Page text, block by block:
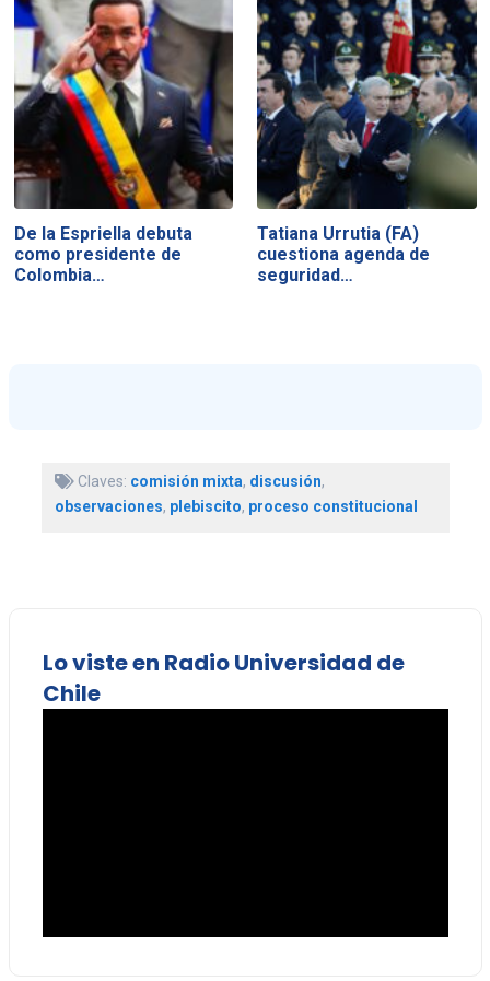
De la Espriella debuta
como presidente de
Colombia…
Tatiana Urrutia (FA)
cuestiona agenda de
seguridad…
Claves: comisión mixta, discusión,
observaciones, plebiscito, proceso constitucional
Lo viste en Radio Universidad de
Chile